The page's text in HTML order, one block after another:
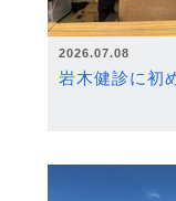
2026.07.08
岩木健診に初